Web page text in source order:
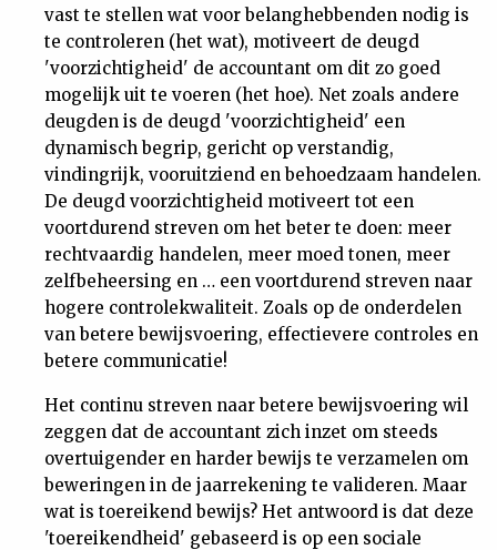
Tuchtrecht
Magazine
Podcast
Dossiers
Nieuwsbrief
Contact
vast te stellen wat voor belanghebbenden nodig is
te controleren (het wat), motiveert de deugd
'voorzichtigheid' de accountant om dit zo goed
mogelijk uit te voeren (het hoe). Net zoals andere
deugden is de deugd 'voorzichtigheid' een
dynamisch begrip, gericht op verstandig,
vindingrijk, vooruitziend en behoedzaam handelen.
De deugd voorzichtigheid motiveert tot een
voortdurend streven om het beter te doen: meer
rechtvaardig handelen, meer moed tonen, meer
zelfbeheersing en … een voortdurend streven naar
hogere controlekwaliteit. Zoals op de onderdelen
van betere bewijsvoering, effectievere controles en
betere communicatie!
Het continu streven naar betere bewijsvoering wil
zeggen dat de accountant zich inzet om steeds
overtuigender en harder bewijs te verzamelen om
beweringen in de jaarrekening te valideren. Maar
wat is toereikend bewijs? Het antwoord is dat deze
'toereikendheid' gebaseerd is op een sociale